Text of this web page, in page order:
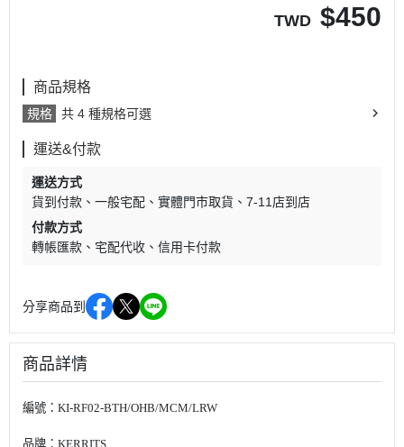
TWD $450
商品規格
規格 共 4 種規格可選
運送&付款
運送方式
貨到付款
一般宅配 實體門市取貨
7-11店到店
付款方式
轉帳匯款
宅配代收 信用卡付款
分享商品到
商品詳情
編號： KI-RF02-BTH/OHB/MCM/LRW
品牌：KERRITS